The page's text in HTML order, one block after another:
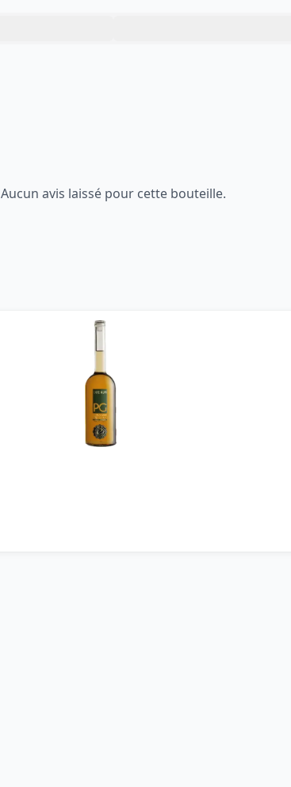
Aucun avis laissé pour cette bouteille.